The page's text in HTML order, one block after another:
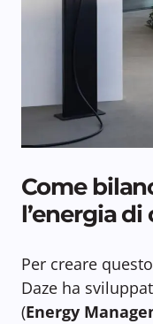
Come
l’energia di
Per creare
Daze ha
(Energy